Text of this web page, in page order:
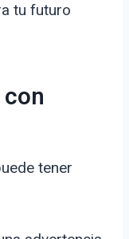
tu futuro
tener